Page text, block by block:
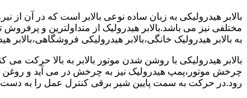
بالابر هیدرولیکی به زبان ساده نوعی بالابر است که در آن از
مختلفی نیز می باشد.بالابر هیدرولیک از متداولترین و پرفروش
به بالابر هیدرولیک خانگی،بالابر هیدرولیکی فروشگاهی،بالابر
بالابر هیدرولیکی با روشن شدن موتور بالابر به بالا
چرخش موتور،پمپ هیدرولیک نیز به چرخش در می آید و روغن
رود.در حرکت به سمت پایین شیر برقی کنترل عمل را به دست